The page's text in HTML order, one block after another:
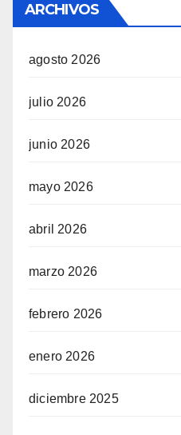
ARCHIVOS
agosto 2026
julio 2026
junio 2026
mayo 2026
abril 2026
marzo 2026
febrero 2026
enero 2026
diciembre 2025